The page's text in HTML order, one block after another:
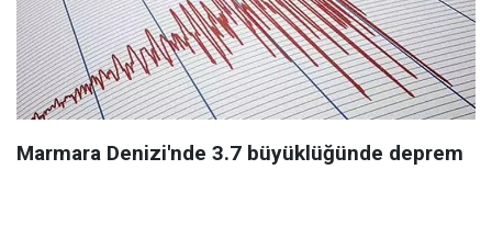
Marmara Denizi'nde 3.7 büyüklüğünde deprem